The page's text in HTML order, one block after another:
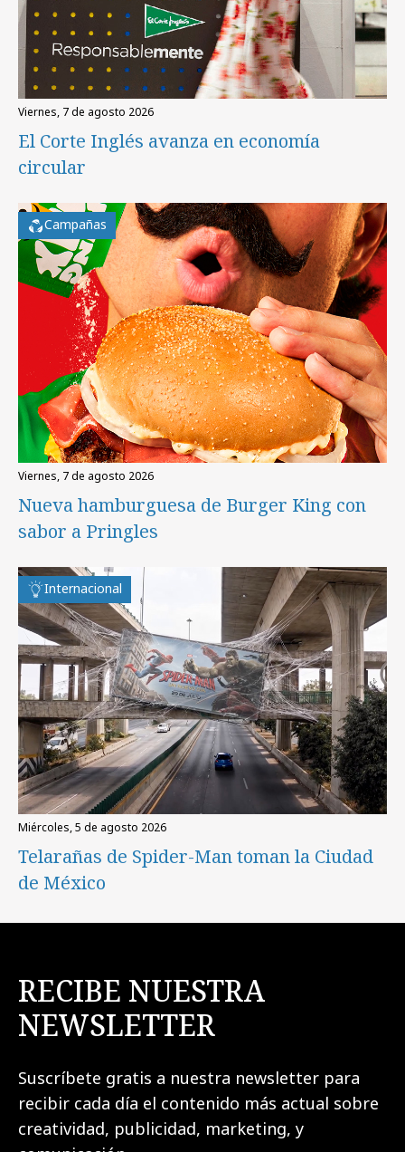
viernes, 7 de agosto 2026
El Corte Inglés avanza en economía
circular
Campañas
viernes, 7 de agosto 2026
Nueva hamburguesa de Burger King con
sabor a Pringles
Internacional
miércoles, 5 de agosto 2026
Telarañas de Spider-Man toman la Ciudad
de México
RECIBE NUESTRA
NEWSLETTER
Suscríbete gratis a nuestra newsletter para
recibir cada día el contenido más actual sobre
creatividad, publicidad, marketing, y